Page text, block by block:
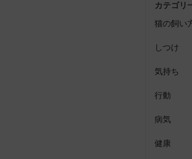
カテゴリ
猫の飼い
しつけ
気持ち
行動
病気
健康